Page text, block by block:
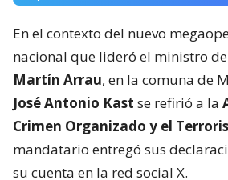
En el contexto del nuevo
nacional que lideró el ministro
Martín Arrau, en la comuna de
José Antonio Kast se refirió a la
Crimen Organizado y el
mandatario entregó sus
su cuenta en la red social X.